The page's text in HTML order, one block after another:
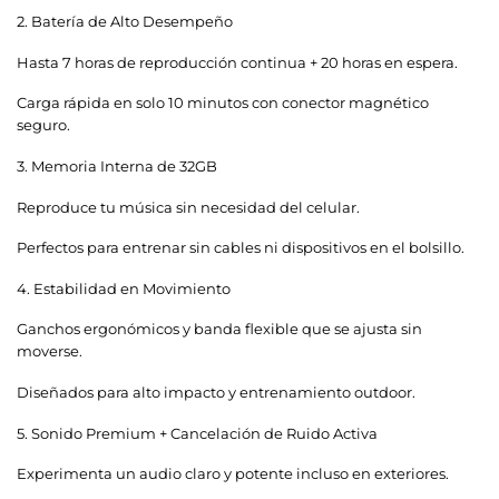
2. Batería de Alto Desempeño
Hasta 7 horas de reproducción continua + 20 horas en espera.
Carga rápida en solo 10 minutos con conector magnético
seguro.
3. Memoria Interna de 32GB
Reproduce tu música sin necesidad del celular.
Perfectos para entrenar sin cables ni dispositivos en el bolsillo.
4. Estabilidad en Movimiento
Ganchos ergonómicos y banda flexible que se ajusta sin
moverse.
Diseñados para alto impacto y entrenamiento outdoor.
5. Sonido Premium + Cancelación de Ruido Activa
Experimenta un audio claro y potente incluso en exteriores.